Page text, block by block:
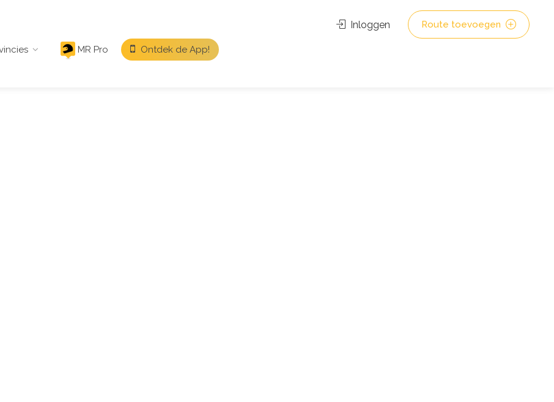
MR Pro
Ontdek de App!
Inloggen Route toevoegen